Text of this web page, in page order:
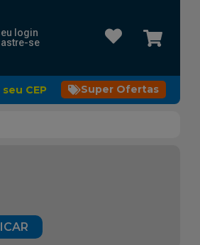
login
se
seu CEP Super Ofertas